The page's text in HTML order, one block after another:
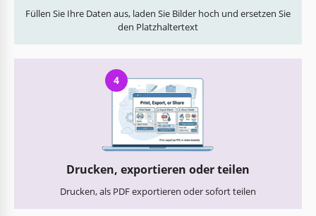
Füllen Sie Ihre Daten aus, laden Sie Bilder hoch und ersetzen Sie
den Platzhaltertext
4
Drucken, exportieren oder teilen
Drucken, als PDF exportieren oder sofort teilen